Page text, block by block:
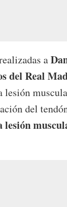
a
del Real
lesión
del
lesión